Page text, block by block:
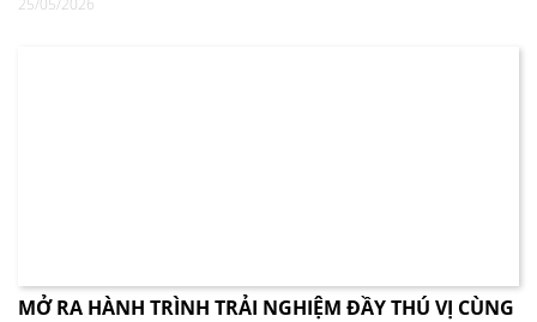
25/05/2026
MỞ RA HÀNH TRÌNH TRẢI NGHIỆM ĐẦY THÚ VỊ CÙNG